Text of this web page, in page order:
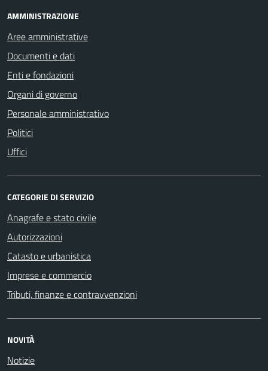
AMMINISTRAZIONE
Aree amministrative
Documenti e dati
Enti e fondazioni
Organi di governo
Personale amministrativo
Politici
Uffici
CATEGORIE DI SERVIZIO
Anagrafe e stato civile
Autorizzazioni
Catasto e urbanistica
Imprese e commercio
Tributi, finanze e contravvenzioni
NOVITÀ
Notizie